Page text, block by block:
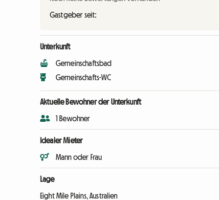
Gastgeber seit:
Unterkunft
Gemeinschaftsbad
Gemeinschafts-WC
Aktuelle Bewohner der Unterkunft
1 Bewohner
Idealer Mieter
Mann oder Frau
Lage
Eight Mile Plains, Australien